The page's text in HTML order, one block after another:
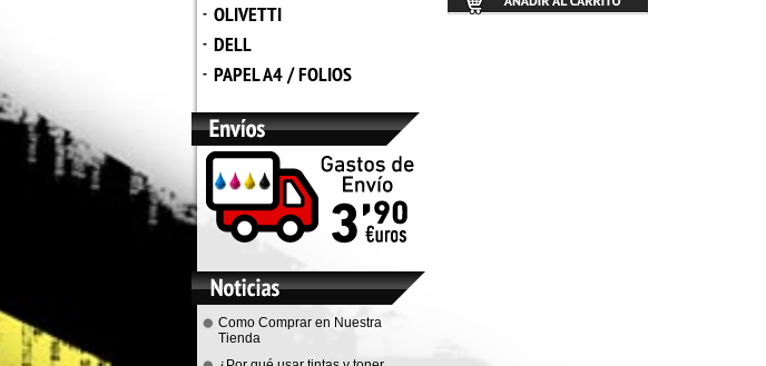
- OLIVETTI
- DELL
- PAPEL A4 / FOLIOS
Como Comprar en Nuestra
Tienda